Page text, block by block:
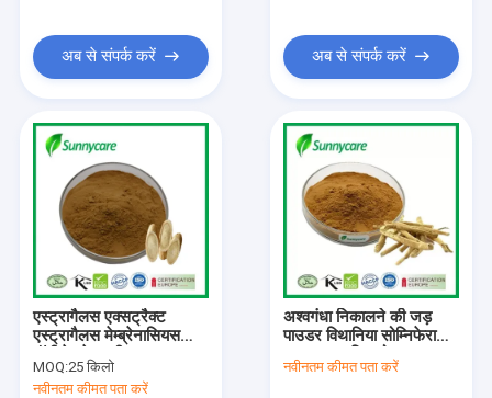
अब से संपर्क करें अब से संपर्क करें
एस्ट्रागैलस एक्सट्रैक्ट
एस्ट्रागैलस मेम्ब्रेनासियस
पॉलीसेक्रेड यूवी थकान राहत
रक्त शर्करा विनियमन
MOQ:25 किलो
नवीनतम कीमत पता करें
अश्वगंधा निकालने की जड़
पाउडर विथानिया सोम्निफेरा
5:1 10:1 विथानोलाइड्स
तनाव से राहत मनोदशा में सुधार
नवीनतम कीमत पता करें